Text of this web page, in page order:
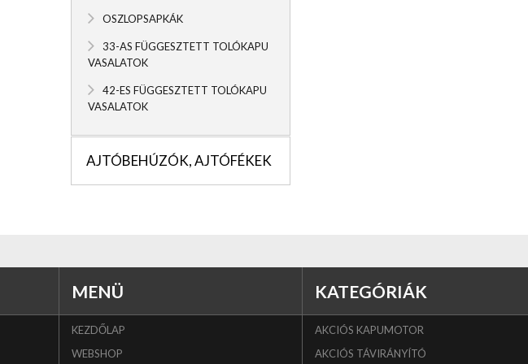
OSZLOPSAPKÁK
33-AS FÜGGESZTETT TOLÓKAPU
VASALATOK
42-ES FÜGGESZTETT TOLÓKAPU
VASALATOK
AJTÓBEHÚZÓK, AJTÓFÉKEK
MENÜ
KEZDŐLAP
WEBSHOP
KATEGÓRIÁK
AKCIÓS KAPUMOTOR
AKCIÓS TÁVIRÁNYÍTÓ